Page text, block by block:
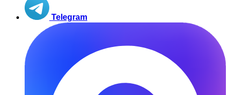
Telegram